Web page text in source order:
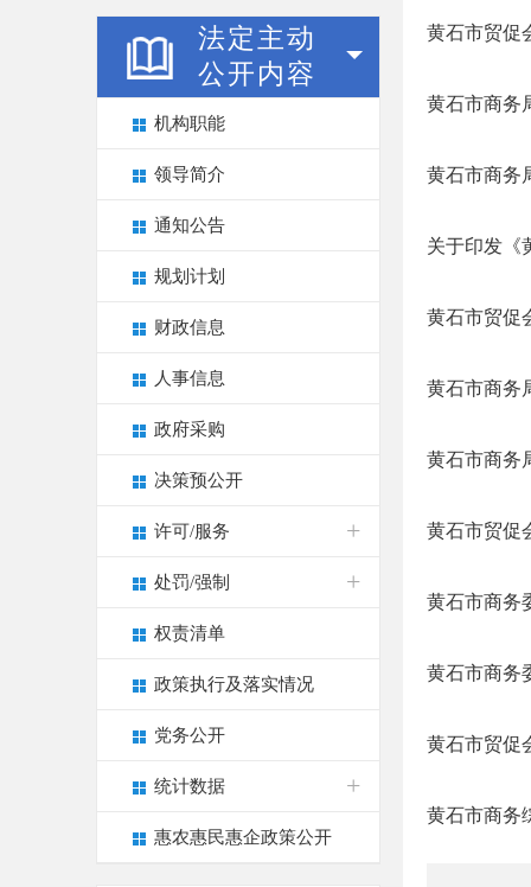
法定主动
公开内容
机构职能
领导简介
通知公告
规划计划
财政信息
人事信息
政府采购
决策预公开
许可/服务
处罚/强制
权责清单
政策执行及落实情况
党务公开
统计数据
惠农惠民惠企政策公开
黄石市贸促
黄石市商务
黄石市商务
关于印发《
黄石市贸促
黄石市商务
黄石市商务
黄石市贸促
黄石市商务
黄石市商务
黄石市贸促
黄石市商务